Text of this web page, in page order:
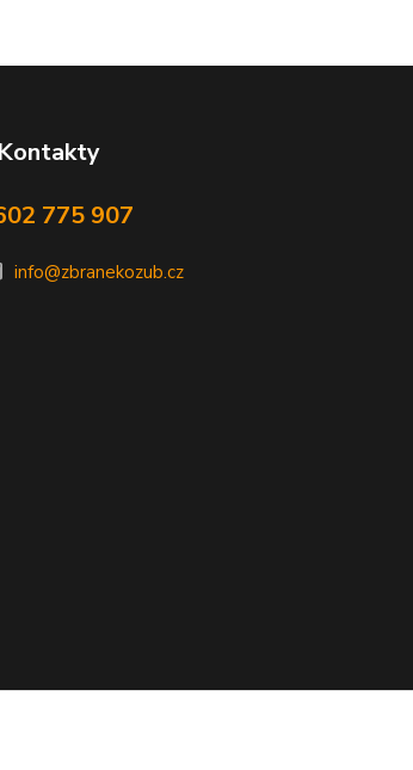
Kontakty
775 907
info@zbranekozub.cz